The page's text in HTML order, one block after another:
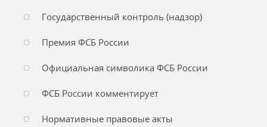
Государственный контроль (надзор)
Премия ФСБ России
Официальная символика ФСБ России
ФСБ России комментирует
Нормативные правовые акты